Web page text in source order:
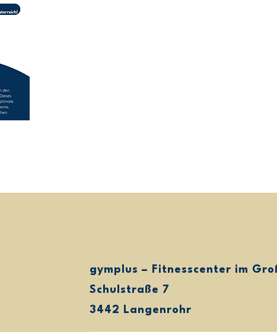
gymplus – Fitnesscenter im
Schulstraße 7
3442 Langenrohr